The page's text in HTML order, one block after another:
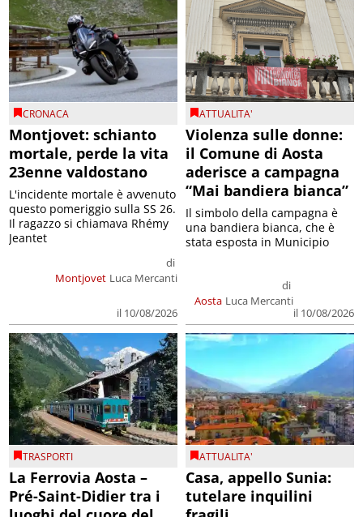
CRONACA
Montjovet: schianto
mortale, perde la vita
23enne valdostano
Montjovet
di
Luca Mercanti
il 10/08/2026
L'incidente mortale è avvenuto
questo pomeriggio sulla SS 26.
Il ragazzo si chiamava Rhémy
Jeantet
ATTUALITA'
Violenza sulle donne:
il Comune di Aosta
aderisce a campagna
“Mai bandiera bianca”
Aosta
di
Luca Mercanti
il 10/08/2026
Il simbolo della campagna è
una bandiera bianca, che è
stata esposta in Municipio
TRASPORTI
La Ferrovia Aosta –
Pré-Saint-Didier tra i
ATTUALITA'
Casa, appello Sunia:
tutelare inquilini